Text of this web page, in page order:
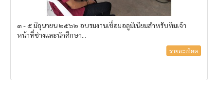
๓ - ๕ มิถุนายน ๒๕๖๒ อบรมงานเชื่อมอลูมิเนียมสำหรับทีมเจ้า
หน้าที่ช่างและนักศึกษา...
รายละเอียด